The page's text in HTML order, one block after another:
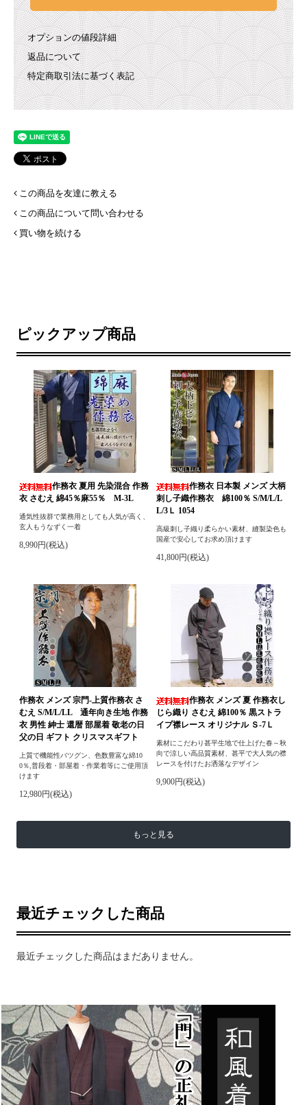
オプションの値段詳細
返品について
特定商取引法に基づく表記
この商品を友達に教える
この商品について問い合わせる
買い物を続ける
ピックアップ商品
作務衣 夏用 先染混合 作務
衣 さむえ 綿45％麻55％ M-3L
通気性抜群で業務用としても人気が高く、
玄人もうなずく一着
8,990円(税込)
作務衣 日本製 メンズ 大柄
刺し子織作務衣 綿100％ S/M/L/L
L/3Ｌ 1054
高級刺し子織り柔らかい素材、縫製染色も
国産で安心してお求め頂けます
41,800円(税込)
作務衣 メンズ 宗門-上質作務衣 さ
むえ S/M/L/LL 通年向き生地 作務
衣 男性 紳士 還暦 部屋着 敬老の日
父の日 ギフト クリスマスギフト
上質で機能性バツグン、色数豊富な綿10
0％,普段着・部屋着・作業着等にご使用頂
けます
12,980円(税込)
作務衣 メンズ 夏 作務衣し
じら織り さむえ 綿100％ 黒ストラ
イプ襟レース オリジナル Ｓ-7Ｌ
素材にこだわり甚平生地で仕上げた春～秋
向で涼しい高品質素材、甚平で大人気の襟
レースを付けたお洒落なデザイン
9,900円(税込)
もっと見る
最近チェックした商品
最近チェックした商品はまだありません。